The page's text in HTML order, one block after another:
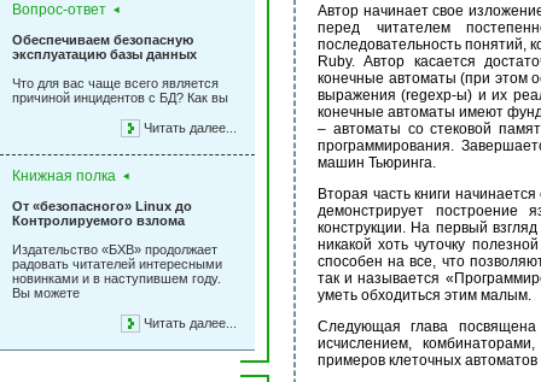
Вопрос-ответ
Обеспечиваем безопасную
эксплуатацию базы данных
Что для вас чаще всего является
причиной инцидентов с БД? Как вы
Читать далее...
Книжная полка
От «безопасного» Linux до
Контролируемого взлома
Издательство «БХВ» продолжает
радовать читателей интересными
новинками и в наступившем году.
Вы можете
Читать далее...
Автор начинает свое
перед читателем
последовательность понятий,
Ruby. Автор касается
конечные автоматы (при этом
выражения (regexp-ы) и их
конечные автоматы имеют
– автоматы со стековой
программирования.
машин Тьюринга.
Вторая часть книги
демонстрирует построение
конструкции. На первый
никакой хоть чуточку
способен на все, что
так и называется
уметь обходиться этим малым.
Следующая глава
исчислением,
примеров клеточных